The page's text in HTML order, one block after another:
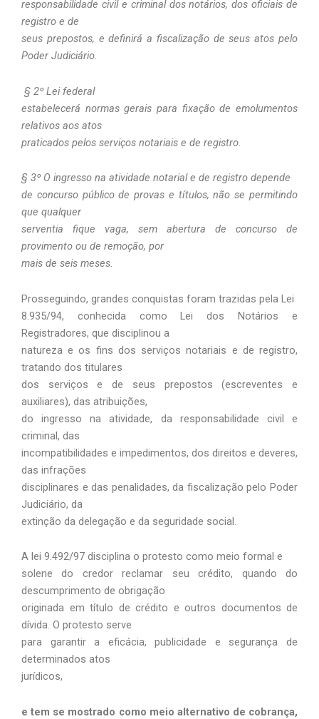
responsabilidade civil e criminal dos notários, dos oficiais de
registro e de
seus prepostos, e definirá a fiscalização de seus atos pelo
Poder Judiciário.
§ 2º Lei federal
estabelecerá normas gerais para fixação de emolumentos
relativos aos atos
praticados pelos serviços notariais e de registro.
§ 3º O ingresso na atividade notarial e de registro depende
de concurso público de provas e títulos, não se permitindo
que qualquer
serventia fique vaga, sem abertura de concurso de
provimento ou de remoção, por
mais de seis meses.
Prosseguindo, grandes conquistas foram trazidas pela Lei
8.935/94, conhecida como Lei dos Notários e
Registradores, que disciplinou a
natureza e os fins dos serviços notariais e de registro,
tratando dos titulares
dos serviços e de seus prepostos (escreventes e
auxiliares), das atribuições,
do ingresso na atividade, da responsabilidade civil e
criminal, das
incompatibilidades e impedimentos, dos direitos e deveres,
das infrações
disciplinares e das penalidades, da fiscalização pelo Poder
Judiciário, da
extinção da delegação e da seguridade social.
A lei 9.492/97 disciplina o protesto como meio formal e
solene do credor reclamar seu crédito, quando do
descumprimento de obrigação
originada em título de crédito e outros documentos de
dívida. O protesto serve
para garantir a eficácia, publicidade e segurança de
determinados atos
jurídicos,
e tem se mostrado como meio alternativo de cobrança,